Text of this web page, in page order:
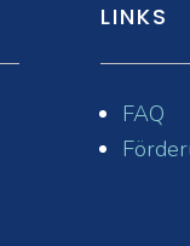
LINKS
FAQ